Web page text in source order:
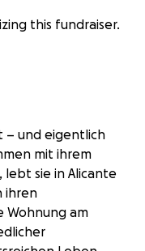
this fundraiser.
– und eigentlich
mit ihrem
sie in Alicante
ihren
Wohnung am